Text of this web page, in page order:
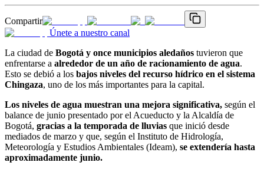
Compartir
Únete a nuestro canal
La ciudad de Bogotá y once municipios aledaños tuvieron que
enfrentarse a alrededor de un año de racionamiento de agua.
Esto se debió a los bajos niveles del recurso hídrico en el sistema
Chingaza, uno de los más importantes para la capital.
Los niveles de agua muestran una mejora significativa, según el
balance de junio presentado por el Acueducto y la Alcaldía de
Bogotá, gracias a la temporada de lluvias que inició desde
mediados de marzo y que, según el Instituto de Hidrología,
Meteorología y Estudios Ambientales (Ideam), se extendería hasta
aproximadamente junio.